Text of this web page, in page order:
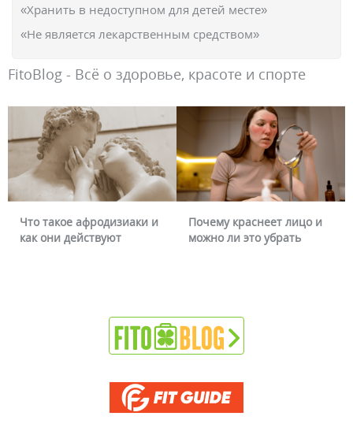
«Хранить в недоступном для детей месте»
«Не является лекарственным средством»
FitoBlog - Всё о здоровье, красоте и спорте
Что такое афродизиаки и
как они действуют
Почему краснеет лицо и
можно ли это убрать